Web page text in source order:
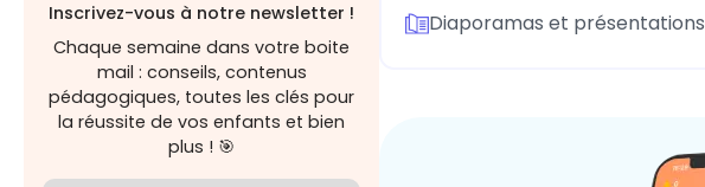
Inscrivez-vous à notre newsletter !
Chaque semaine dans votre boite
mail : conseils, contenus
pédagogiques, toutes les clés pour
la réussite de vos enfants et bien
plus ! 🎯
Diaporamas et présentations